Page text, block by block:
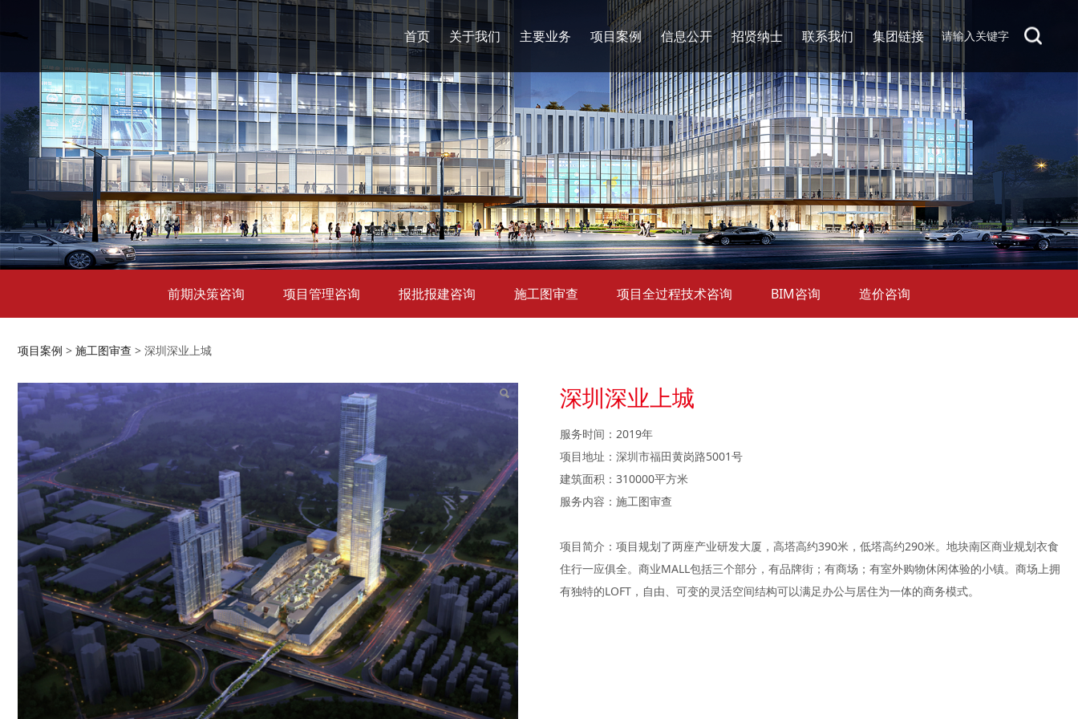
首页 关于我们 主要业务 项目案例 信息公开 招贤纳士 联系我们 集团链接
前期决策咨询 项目管理咨询 报批报建咨询 施工图审查 项目全过程技术咨询 BIM咨询 造价咨询
深圳深业上城
项目案例 > 施工图审查 > 深圳深业上城
深圳深业上城
服务时间：2019年
项目地址：深圳市福田黄岗路5001号
建筑面积：310000平方米
服务内容：施工图审查
项目简介：项目规划了两座产业研发大厦，高塔高约390米，低塔高约290米。地块南区商业规划衣食
住行一应俱全。商业MALL包括三个部分，有品牌街；有商场；有室外购物休闲体验的小镇。商场上拥
有独特的LOFT，自由、可变的灵活空间结构可以满足办公与居住为一体的商务模式。